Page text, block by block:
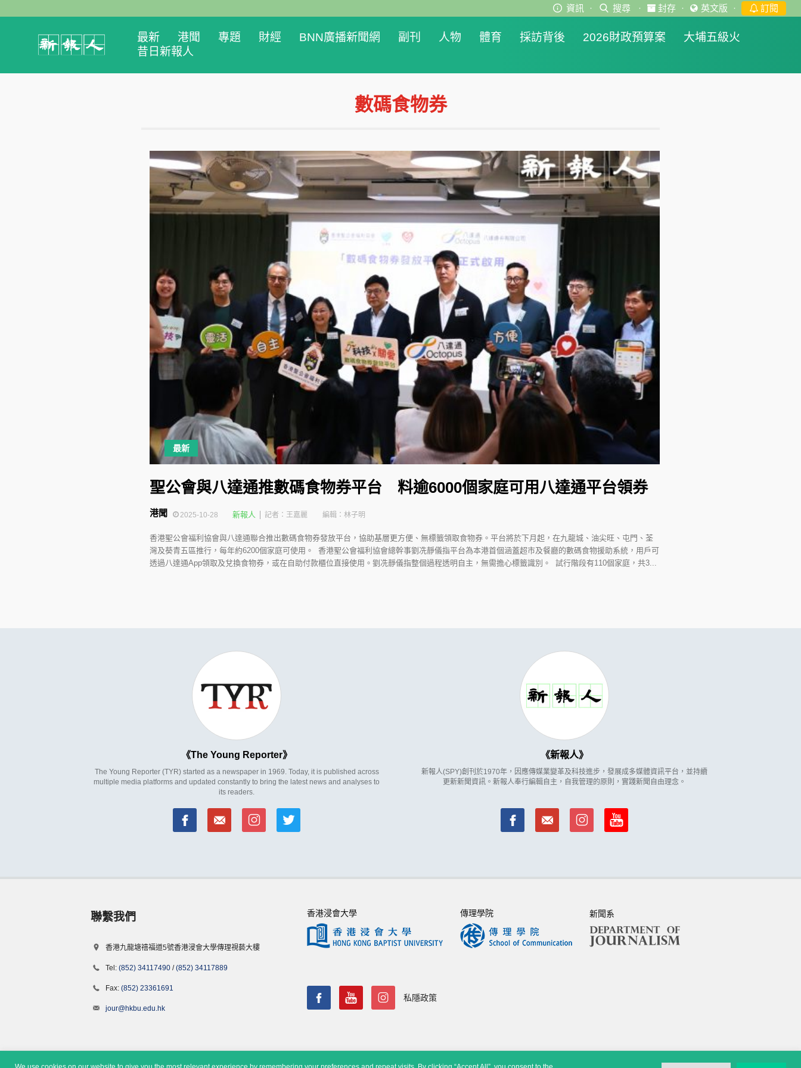
資訊 · 搜尋 · 封存 · 英文版 · 訂閱
最新 港聞 專題 財經 BNN廣播新聞網 副刊 人物 體育 採訪背後 2026財政預算案
大埔五級火
昔日新報人
數碼食物券
最新
聖公會與八達通推數碼食物券平台 料逾6000個家庭可用八達通平台領券
2025-10-28
港聞 新報人 記者：王嘉麗 編輯：林子明
香港聖公會福利協會與八達通聯合推出數碼食物券發放平台，協助基層更方便、無標籤領取食物券。平台將於下月起，在九龍城、油尖旺、屯門、荃
灣及葵青五區推行，每年約6200個家庭可使用。 香港聖公會福利協會總幹事劉冼靜儀指平台為本港首個涵蓋超市及餐廳的數碼食物援助系統，用戶可
透過八達通App領取及兌換食物券，或在自助付款櫃位直接使用。劉冼靜儀指整個過程透明自主，無需擔心標籤識別。 試行階段有110個家庭，共3...
The Young Reporter
The Young Reporter (TYR) started as a newspaper in 1969. Today, it is published across
multiple media platforms and updated constantly to bring the latest news and analyses to
its readers.
新報人
新報人(SPY)創刊於1970年，因應傳媒業變革及科技進步，發展成多媒體資訊平台，並持續
更新新聞資訊。新報人奉行編輯自主，自我管理的原則，實踐新聞自由理念。
聯繫我們
香港九龍塘禧福道5號香港浸會大學傳理視藝大樓
Tel: (852) 34117490 /(852) 34117889
Fax: (852) 23361691
jour@hkbu.edu.hk
香港浸會大學 傳理學院 新聞系
私隱政策